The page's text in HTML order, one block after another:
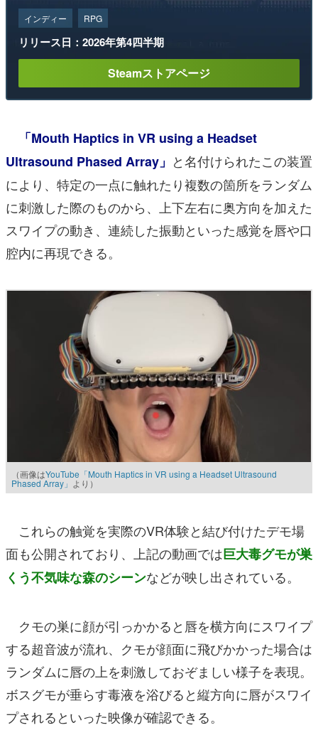
インディー RPG
リリース日：2026年第4四半期
Steamストアページ
「Mouth Haptics in VR using a Headset
Ultrasound Phased Array」 と名付けられたこの装置
により、特定の一点に触れたり複数の箇所をランダム
に刺激した際のものから、上下左右に奥方向を加えた
スワイプの動き、連続した振動といった感覚を唇や口
腔内に再現できる。
（画像はYouTube「Mouth Haptics in VR using a Headset Ultrasound
Phased Array」 より）
これらの触覚を実際のVR体験と結び付けたデモ場
面も公開されており、上記の動画では巨大毒グモが巣
くう不気味な森のシーンなどが映し出されている。
クモの巣に顔が引っかかると唇を横方向にスワイプ
する超音波が流れ、クモが顔面に飛びかかった場合は
ランダムに唇の上を刺激しておぞましい様子を表現。
ボスグモが垂らす毒液を浴びると縦方向に唇がスワイ
プされるといった映像が確認できる。